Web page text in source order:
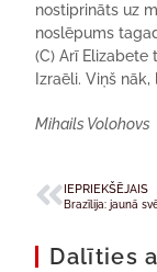
nostiprināts uz
noslēpums
(C) Arī
Izraēli. Viņš
Mihails Volohovs
IEPRIEKŠĒJAIS
Dalīties